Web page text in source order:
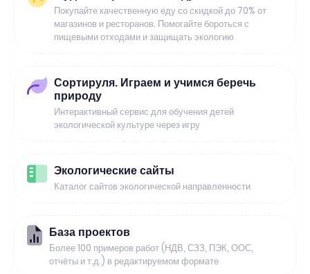
Покупайте качественную еду со скидкой до 70% от
магазинов и ресторанов. Помогайте бороться с
пищевыми отходами и защищать экологию
Сортируля. Играем и учимся беречь
природу
Интерактивный сервис для обучения детей
экологической культуре через игру
Экологические сайты
Каталог сайтов экологической направленности
База проектов
Более 100 примеров работ (НДВ, СЗЗ, ПЭК, ООС,
отчёты и т.д.) в редактируемом формате